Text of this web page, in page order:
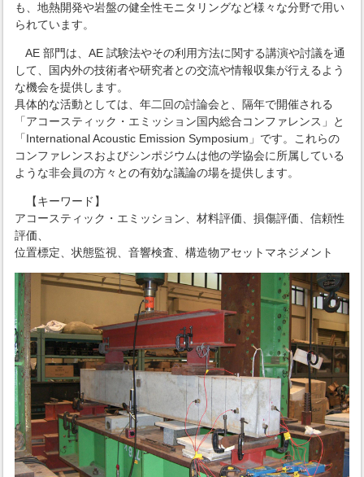
も、地熱開発や岩盤の健全性モニタリングなど様々な分野で用い
られています。
AE 部門は、AE 試験法やその利用方法に関する講演や討議を通
して、国内外の技術者や研究者との交流や情報収集が行えるよう
な機会を提供します。
具体的な活動としては、年二回の討論会と、隔年で開催される
「アコースティック・エミッション国内総合コンファレンス」と
「International Acoustic Emission Symposium」です。これらの
コンファレンスおよびシンポジウムは他の学協会に所属している
ような非会員の方々との有効な議論の場を提供します。
【キーワード】
アコースティック・エミッション、材料評価、損傷評価、信頼性
評価、
位置標定、状態監視、音響検査、構造物アセットマネジメント